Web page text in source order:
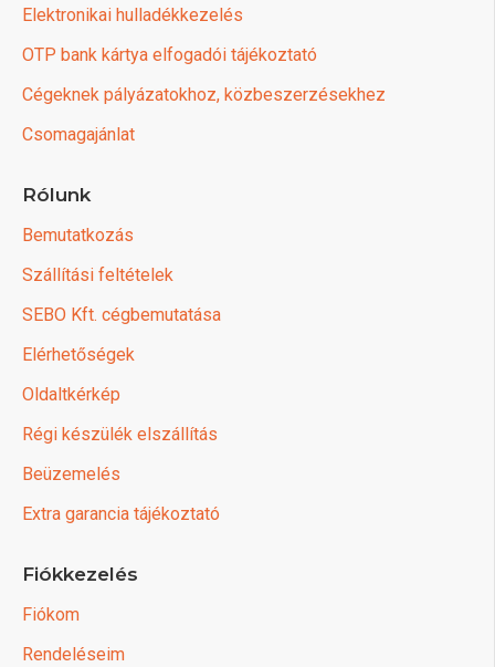
Elektronikai hulladékkezelés
OTP bank kártya elfogadói tájékoztató
Cégeknek pályázatokhoz, közbeszerzésekhez
Csomagajánlat
Rólunk
Bemutatkozás
Szállítási feltételek
SEBO Kft. cégbemutatása
Elérhetőségek
Oldaltkérkép
Régi készülék elszállítás
Beüzemelés
Extra garancia tájékoztató
Fiókkezelés
Fiókom
Rendeléseim